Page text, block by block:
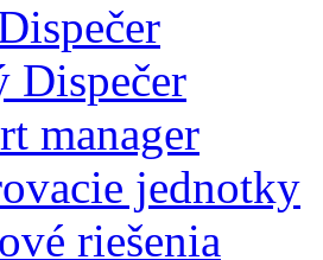
manager
jednotky
riešenia